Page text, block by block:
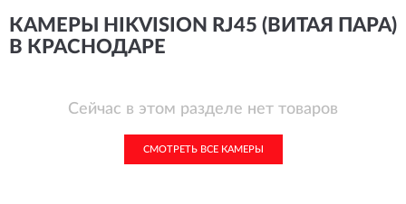
КАМЕРЫ HIKVISION RJ45 (ВИТАЯ ПАРА)
В КРАСНОДАРЕ
Сейчас в этом разделе нет товаров
СМОТРЕТЬ ВСЕ КАМЕРЫ